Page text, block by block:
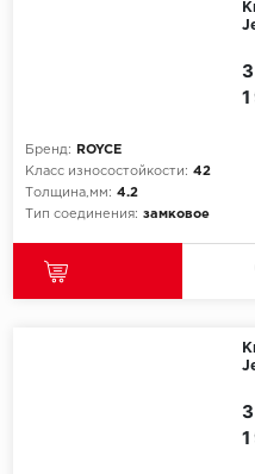
Бренд:
ROYCE
Класс износостойкости: 42
Толщина,мм: 4.2
Тип соединения: замковое